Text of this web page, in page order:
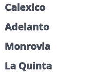
Calexico
Adelanto
Monrovia
La Quinta